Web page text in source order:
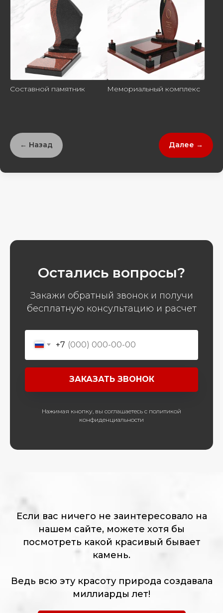
Составной памятник Мемориальный комплекс
← Назад Далее →
Остались вопросы?
Закажи обратный звонок и получи
бесплатную консультацию и расчет
+7
ЗАКАЗАТЬ ЗВОНОК
Нажимая кнопку, вы соглашаетесь с политикой
конфиденциальности
Если вас ничего не заинтересовало на
нашем сайте, можете хотя бы
посмотреть какой красивый бывает
камень.
Ведь всю эту красоту природа создавала
миллиарды лет!